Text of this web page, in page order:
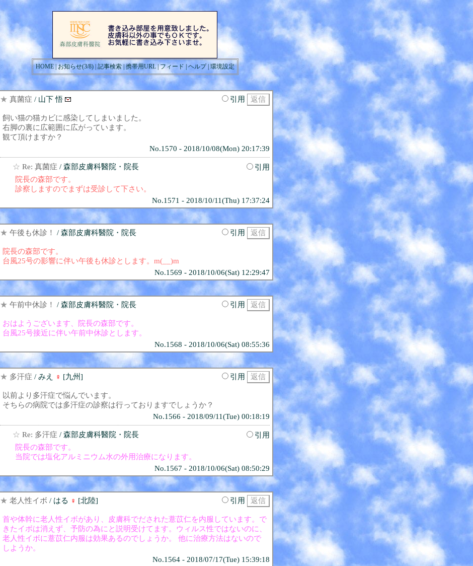
HOME|お知らせ(3/8)| 記事検索|携帯用URL|フィード ヘルプ| 環境設定
★ 真菌症 / 山下 悟 引用
飼い猫の猫カビに感染してしまいました。
右脚の裏に広範囲に広がっています。
観て頂けますか？
No.1570 - 2018/10/08(Mon) 20:17:39
☆ Re: 真菌症 / 森部皮膚科醫院・院長
引用
院長の森部です。
診察しますのでまずは受診して下さい。
No.1571 - 2018/10/11(Thu) 17:37:24
★ 午後も休診！ / 森部皮膚科醫院・院長 引用
院長の森部です。
台風25号の影響に伴い午後も休診とします。m(__)m
No.1569 - 2018/10/06(Sat) 12:29:47
★ 午前中休診！ / 森部皮膚科醫院・院長 引用
おはようございます、院長の森部です。
台風25号接近に伴い午前中休診とします。
No.1568 - 2018/10/06(Sat) 08:55:36
★ 多汗症 / みえ ♀ [九州] 引用
以前より多汗症で悩んでいます。
そちらの病院では多汗症の診察は行っておりますでしょうか？
No.1566 - 2018/09/11(Tue) 00:18:19
☆ Re: 多汗症 / 森部皮膚科醫院・院長
引用
院長の森部です。
当院では塩化アルミニウム水の外用治療になります。
No.1567 - 2018/10/06(Sat) 08:50:29
★ 老人性イボ / はる ♀ [北陸] 引用
首や体幹に老人性イボがあり、皮膚科でだされた薏苡仁を内服しています。で
きたイボは消えず、予防の為にと説明受けてます。ウィルス性ではないのに、
老人性イボに薏苡仁内服は効果あるのでしょうか。 他に治療方法はないので
しようか。
No.1564 - 2018/07/17(Tue) 15:39:18